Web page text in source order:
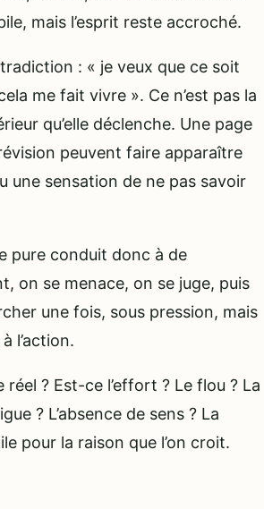
mais l’esprit reste accroché.
: « je veux que ce soit
me fait vivre ». Ce n’est pas la
qu’elle déclenche. Une page
peuvent faire apparaître
une sensation de ne pas savoir
pure conduit donc à de
on se menace, on se juge, puis
une fois, sous pression, mais
l’action.
? Est-ce l’effort ? Le flou ? La
? L’absence de sens ? La
pour la raison que l’on croit.